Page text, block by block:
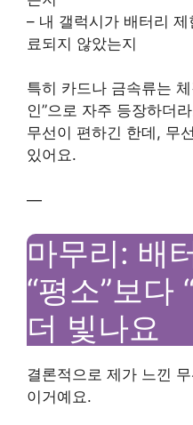
– 내 갤럭시가 배터리
료되지 않았는지
특히 카드나 금속류는
인”으로 자주 등장하더
무선이 편하긴 한데, 무
있어요.
—
마무리: 배
“평소”보다
더 빛나요
결론적으로 제가 느낀
이거예요.